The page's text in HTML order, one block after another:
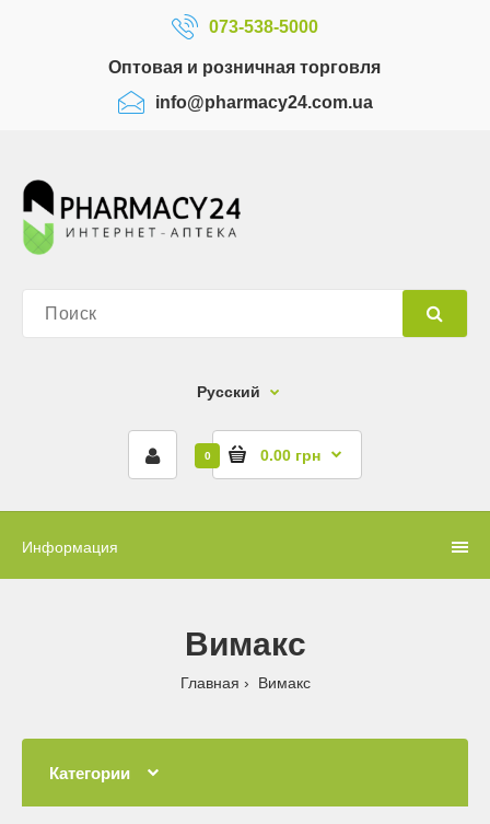
073-538-5000
Оптовая и розничная торговля
info@pharmacy24.com.ua
Русский
0 0.00 грн
Информация
Вимакс
Главная Вимакс
Категории